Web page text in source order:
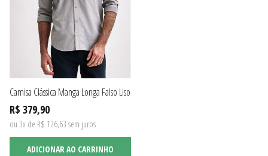
Camisa Clássica Manga Longa Falso Liso
R$ 379,90
ou 3x de R$ 126,63 sem juros
ADICIONAR AO CARRINHO